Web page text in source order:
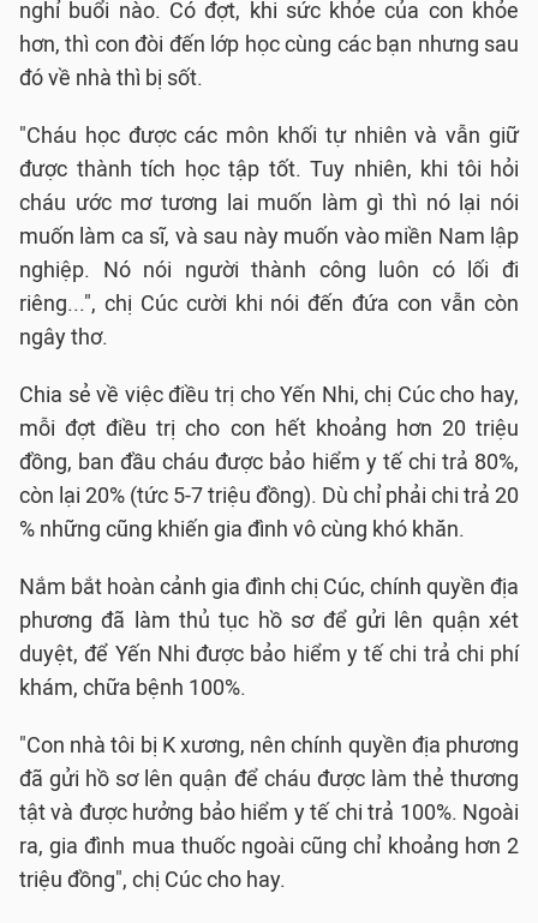
nghỉ buổi nào. Có đợt, khi sức khỏe của con khỏe
hơn, thì con đòi đến lớp học cùng các bạn nhưng sau
đó về nhà thì bị sốt.
"Cháu học được các môn khối tự nhiên và vẫn giữ
được thành tích học tập tốt. Tuy nhiên, khi tôi hỏi
cháu ước mơ tương lai muốn làm gì thì nó lại nói
muốn làm ca sĩ, và sau này muốn vào miền Nam lập
nghiệp. Nó nói người thành công luôn có lối đi
riêng...", chị Cúc cười khi nói đến đứa con vẫn còn
ngây thơ.
Chia sẻ về việc điều trị cho Yến Nhi, chị Cúc cho hay,
mỗi đợt điều trị cho con hết khoảng hơn 20 triệu
đồng, ban đầu cháu được bảo hiểm y tế chi trả 80%,
còn lại 20% (tức 5-7 triệu đồng). Dù chỉ phải chi trả 20
% những cũng khiến gia đình vô cùng khó khăn.
Nắm bắt hoàn cảnh gia đình chị Cúc, chính quyền địa
phương đã làm thủ tục hồ sơ để gửi lên quận xét
duyệt, để Yến Nhi được bảo hiểm y tế chi trả chi phí
khám, chữa bệnh 100%.
"Con nhà tôi bị K xương, nên chính quyền địa phương
đã gửi hồ sơ lên quận để cháu được làm thẻ thương
tật và được hưởng bảo hiểm y tế chi trả 100%. Ngoài
ra, gia đình mua thuốc ngoài cũng chỉ khoảng hơn 2
triệu đồng", chị Cúc cho hay.